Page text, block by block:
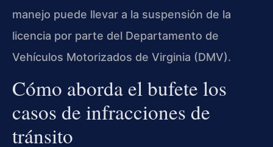
manejo puede llevar a la suspensión de la
licencia por parte del Departamento de
Vehículos Motorizados de Virginia (DMV).
Cómo aborda el bufete los
casos de infracciones de
tránsito